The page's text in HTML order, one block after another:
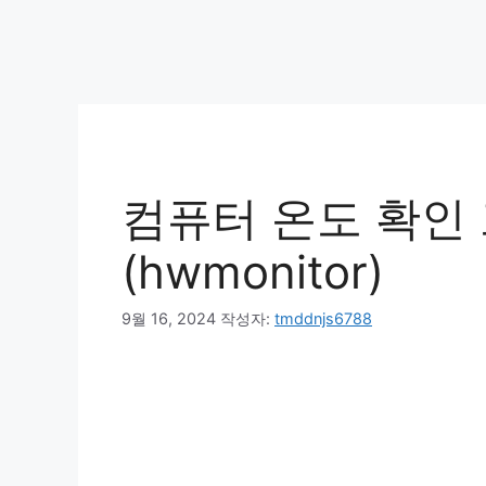
컴퓨터 온도 확인
(hwmonitor)
9월 16, 2024 작성자: tmddnjs6788